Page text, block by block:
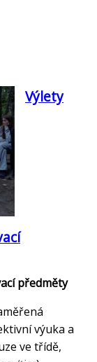
Výlety
předměty
výuka a
ve třídě,